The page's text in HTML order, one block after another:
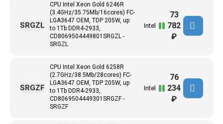
CPU Intel Xeon Gold 6246R
(3.4GHz/35.75Mb/16cores) FC-
LGA3647 ОЕМ, TDP 205W, up
to 1Tb DDR4-2933,
CD8069504449801SRGZL -
SRGZL
Intel
SRGZL
73
782
₽
CPU Intel Xeon Gold 6258R
(2.7GHz/38.5Mb/28cores) FC-
LGA3647 ОЕМ, TDP 205W, up
to 1Tb DDR4-2933,
CD8069504449301SRGZF -
SRGZF
Intel
SRGZF
76
234
₽